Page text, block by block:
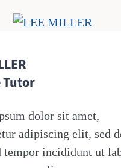
Tutor
dolor sit amet,
adipiscing elit, sed
tempor incididunt ut